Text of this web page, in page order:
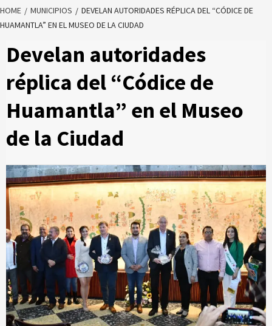
HOME MUNICIPIOS
DEVELAN AUTORIDADES RÉPLICA DEL “CÓDICE DE
HUAMANTLA” EN EL MUSEO DE LA CIUDAD
Develan autoridades
réplica del “Códice de
Huamantla” en el Museo
de la Ciudad